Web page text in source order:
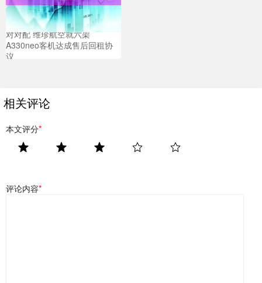
对对配 维珍航空就六架
A330neo客机达成售后回租协
议
相关评论
本文评分*
评论内容*